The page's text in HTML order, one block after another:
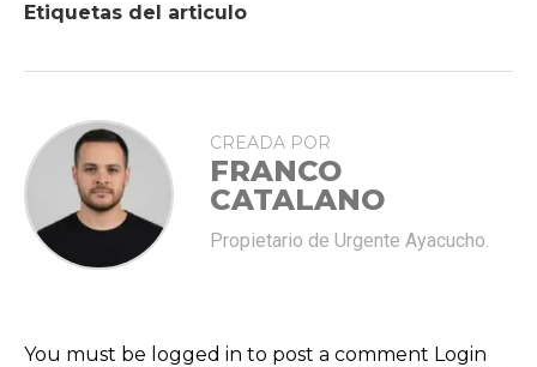
Etiquetas del articulo
CREADA POR
FRANCO
CATALANO
Propietario de Urgente Ayacucho.
You must be logged in to post a comment Login